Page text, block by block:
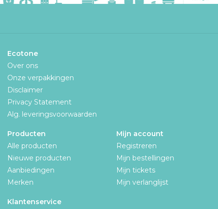
Ecotone
Over ons
Onze verpakkingen
Disclaimer
Privacy Statement
Alg. leveringsvoorwaarden
Producten
Alle producten
Nieuwe producten
Aanbiedingen
Merken
Mijn account
Registreren
Mijn bestellingen
Mijn tickets
Mijn verlanglijst
Klantenservice